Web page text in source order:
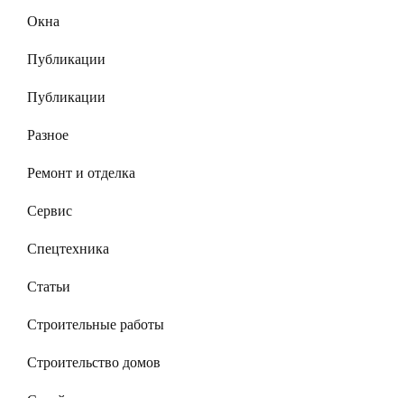
Окна
Публикации
Публикации
Разное
Ремонт и отделка
Сервис
Спецтехника
Статьи
Строительные работы
Строительство домов